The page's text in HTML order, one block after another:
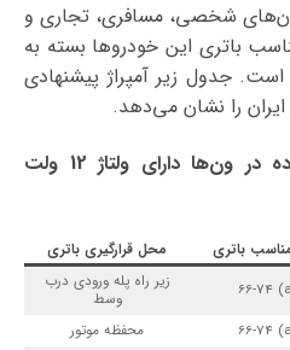
ون‌های شخصی، مسافری، تجاری و
باتری این خودروها بسته به
جدول زیر آمپراژ پیشنهادی
را نشان می‌دهد.
(تمام باتری‌های مورد استفاده در ون‌ها دارای ولتاژ 12 ولت
مناسب باتری
محل قرارگیری باتری
زیر راه پله ورودی درب
وسط
محفظه موتور